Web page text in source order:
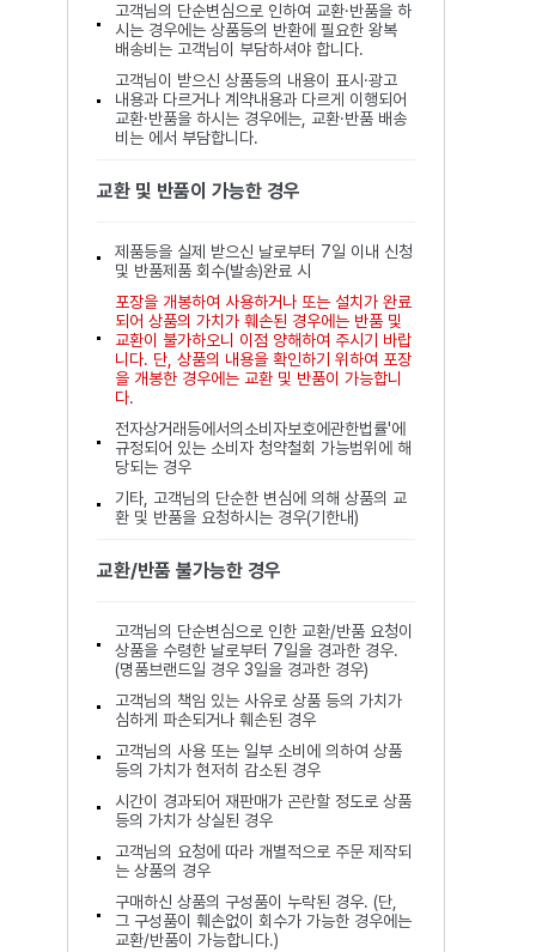
고객님의 단순변심으로 인하여 교환·반품을 하
시는 경우에는 상품등의 반환에 필요한 왕복
배송비는 고객님이 부담하셔야 합니다.
고객님이 받으신 상품등의 내용이 표시·광고
내용과 다르거나 계약내용과 다르게 이행되어
교환·반품을 하시는 경우에는, 교환·반품 배송
비는 에서 부담합니다.
교환 및 반품이 가능한 경우
제품등을 실제 받으신 날로부터 7일 이내 신청
및 반품제품 회수(발송)완료 시
포장을 개봉하여 사용하거나 또는 설치가 완료
되어 상품의 가치가 훼손된 경우에는 반품 및
교환이 불가하오니 이점 양해하여 주시기 바랍
니다. 단, 상품의 내용을 확인하기 위하여 포장
을 개봉한 경우에는 교환 및 반품이 가능합니
다.
전자상거래등에서의소비자보호에관한법률'에
규정되어 있는 소비자 청약철회 가능범위에 해
당되는 경우
기타, 고객님의 단순한 변심에 의해 상품의 교
환 및 반품을 요청하시는 경우(기한내)
교환/반품 불가능한 경우
고객님의 단순변심으로 인한 교환/반품 요청이
상품을 수령한 날로부터 7일을 경과한 경우.
(명품브랜드일 경우 3일을 경과한 경우)
고객님의 책임 있는 사유로 상품 등의 가치가
심하게 파손되거나 훼손된 경우
고객님의 사용 또는 일부 소비에 의하여 상품
등의 가치가 현저히 감소된 경우
시간이 경과되어 재판매가 곤란할 정도로 상품
등의 가치가 상실된 경우
고객님의 요청에 따라 개별적으로 주문 제작되
는 상품의 경우
구매하신 상품의 구성품이 누락된 경우. (단,
그 구성품이 훼손없이 회수가 가능한 경우에는
교환/반품이 가능합니다.)